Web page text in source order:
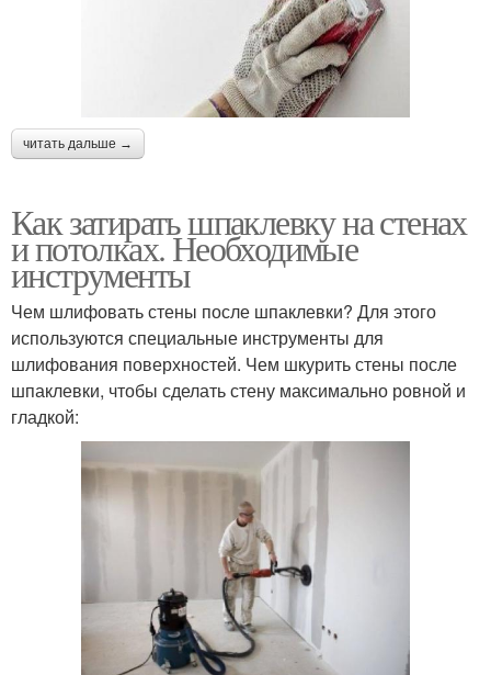
читать дальше →
Как затирать шпаклевку на стенах
и потолках. Необходимые
инструменты
Чем шлифовать стены после шпаклевки? Для этого
используются специальные инструменты для
шлифования поверхностей. Чем шкурить стены после
шпаклевки, чтобы сделать стену максимально ровной и
гладкой: